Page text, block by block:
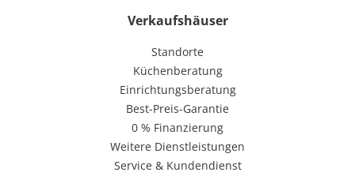
Verkaufshäuser
Standorte
Küchenberatung
Einrichtungsberatung
Best-Preis-Garantie
0 % Finanzierung
Weitere Dienstleistungen
Service & Kundendienst